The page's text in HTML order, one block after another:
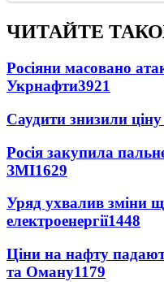
ЧИТАЙТЕ
Росіяни масовано
Укрнафти3921
Саудити знизили
Росія закупила
ЗМІ1629
Уряд ухвалив зміни
електроенергії1448
Ціни на нафту
та Оману1179